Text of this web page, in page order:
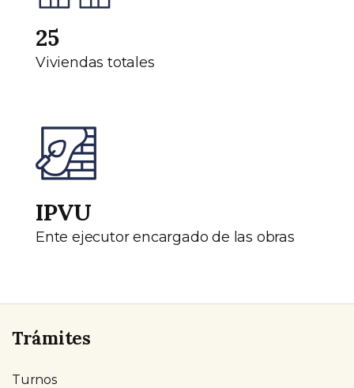
25
Viviendas totales
IPVU
Ente ejecutor encargado de las obras
Trámites
Turnos